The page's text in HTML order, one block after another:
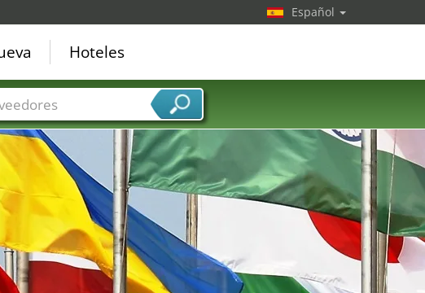
Español
Hoteles
de proveedor de servicios